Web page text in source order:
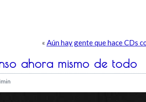
« Aún hay gente que hace CDs
ahora mismo de todo